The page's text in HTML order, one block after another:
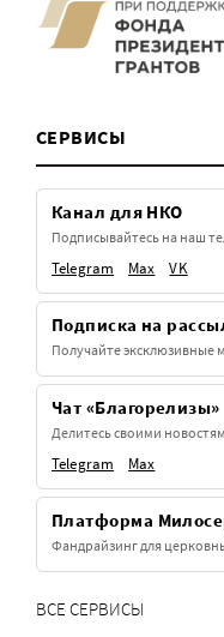
СЕРВИСЫ
Канал для НКО
Подписывайтесь на наш
Telegram Max VK
Подписка на
Получайте эксклюзивные
Чат «Благорелизы»
Делитесь своими
Telegram Max
Платформа
Фандрайзинг для
ВСЕ СЕРВИСЫ